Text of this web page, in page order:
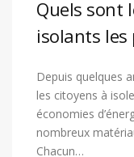
Quels sont
isolants les
Depuis quelques
les citoyens à
économies
nombreux
Chacun…